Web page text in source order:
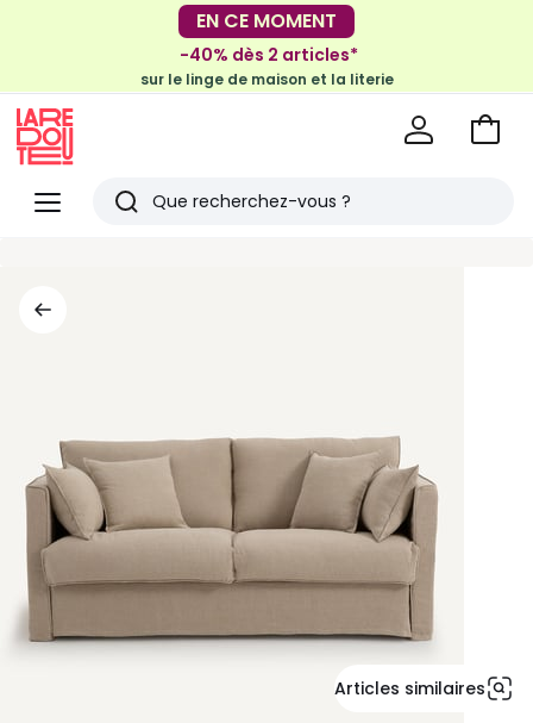
-30€ tous les 100€*
sur le meuble & la déco
EN CE MOMENT
-40% dès 2 articles*
sur le linge de maison et la literie
Menu
Redoute
Rechercher
Voir
Articles similaires